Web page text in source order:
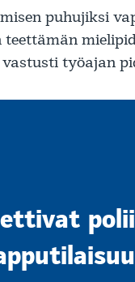
puhujiksi
työajan